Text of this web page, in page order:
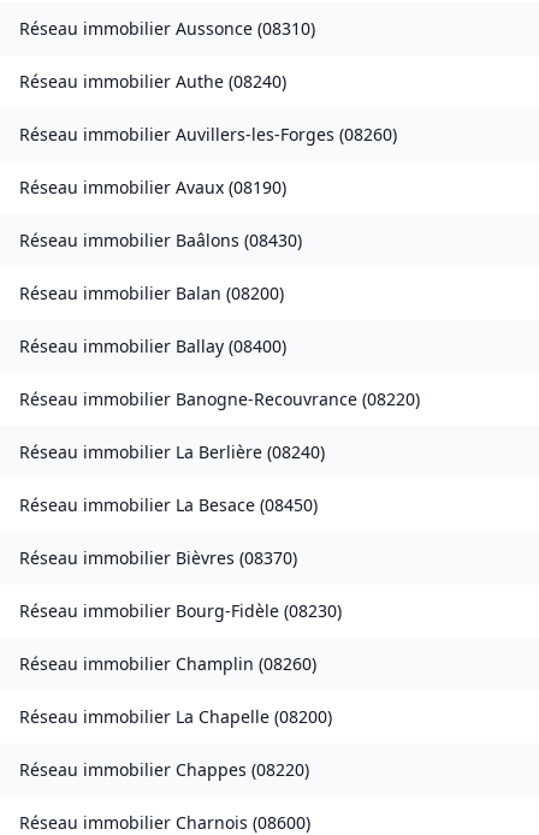
Réseau immobilier Aussonce (08310)
Réseau immobilier Authe (08240)
Réseau immobilier Auvillers-les-Forges (08260)
Réseau immobilier Avaux (08190)
Réseau immobilier Baâlons (08430)
Réseau immobilier Balan (08200)
Réseau immobilier Ballay (08400)
Réseau immobilier Banogne-Recouvrance (08220)
Réseau immobilier La Berlière (08240)
Réseau immobilier La Besace (08450)
Réseau immobilier Bièvres (08370)
Réseau immobilier Bourg-Fidèle (08230)
Réseau immobilier Champlin (08260)
Réseau immobilier La Chapelle (08200)
Réseau immobilier Chappes (08220)
Réseau immobilier Charnois (08600)